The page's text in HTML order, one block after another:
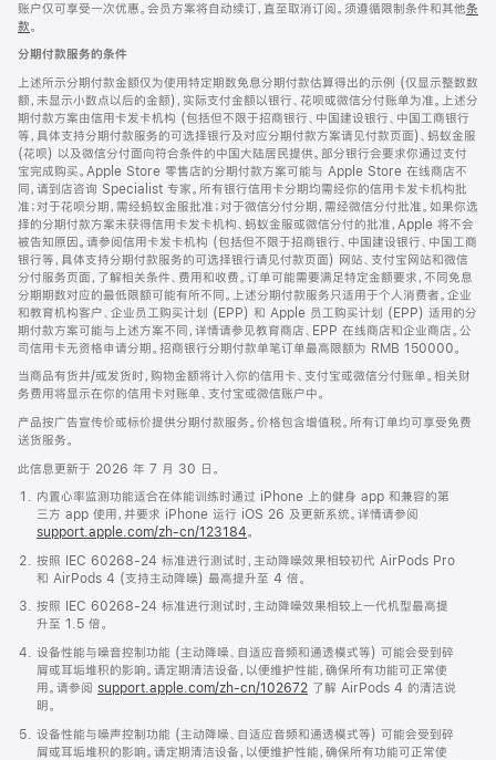
账户仅可享受一次优惠。会员方案将自动续订，直至取消订阅。须遵循限制条件和其他条
款。
窗
口
中
打
开)
分期付款服务的条件
上述所示分期付款金额仅为使用特定期数免息分期付款估算得出的示例 (仅显示整数数
额，未显示小数点以后的金额)，实际支付金额以银行、花呗或微信分付账单为准。上述分
期付款方案由信用卡发卡机构 (包括但不限于招商银行、中国建设银行、中国工商银行
等，具体支持分期付款服务的可选择银行及对应分期付款方案请见付款页面)、蚂蚁金服
(花呗) 以及微信分付面向符合条件的中国大陆居民提供。部分银行会要求你通过支付
宝完成购买。Apple Store 零售店的分期付款方案可能与 Apple Store 在线商店不
同，请到店咨询 Specialist 专家。所有银行信用卡分期均需经你的信用卡发卡机构批
准；对于花呗分期，需经蚂蚁金服批准；对于微信分付分期，需经微信分付批准。如果你选
择的分期付款方案未获得信用卡发卡机构、蚂蚁金服或微信分付的批准，Apple 将不会
被告知原因。请参阅信用卡发卡机构 (包括但不限于招商银行、中国建设银行、中国工商
银行等，具体支持分期付款服务的可选择银行请见付款页面) 网站、支付宝网站和微信
分付服务页面，了解相关条件、费用和收费。订单可能需要满足特定金额要求，不同免息
分期期数对应的最低限额可能有所不同。上述分期付款服务只适用于个人消费者。企业
和教育机构客户、企业员工购买计划 (EPP) 和 Apple 员工购买计划 (EPP) 适用的分
期付款方案可能与上述方案不同，详情请参见教育商店、EPP 在线商店和企业商店。公
司信用卡无资格申请分期。招商银行分期付款单笔订单最高限额为 RMB 150000。
当商品有货并/或发货时，购物金额将计入你的信用卡、支付宝或微信分付账单。相关财
务费用将显示在你的信用卡对账单、支付宝或微信账户中。
产品按广告宣传价或标价提供分期付款服务。价格包含增值税。所有订单均可享受免费
送货服务。
此信息更新于 2026 年 7 月 30 日。
内置心率监测功能适合在体能训练时通过 iPhone 上的健身 app 和兼容的第
三方 app 使用，并要求 iPhone 运行 iOS 26 及更新系统。详情请参阅
support.apple.com/zh-cn/123184。
按照 IEC 60268-24 标准进行测试时，主动降噪效果相较初代 AirPods Pro
和 AirPods 4 (支持主动降噪) 最高提升至 4 倍。
按照 IEC 60268-24 标准进行测试时，主动降噪效果相较上一代机型最高提
升至 1.5 倍。
设备性能与噪音控制功能 (主动降噪、自适应音频和通透模式等) 可能会受到碎
屑或耳垢堆积的影响。请定期清洁设备，以便维护性能，确保所有功能可正常使
用。请参阅 support.apple.com/zh-cn/102672 了解 AirPods 4 的清洁说
明。
设备性能与噪声控制功能 (主动降噪、自适应音频和通透模式等) 可能会受到碎
屑或耳垢堆积的影响。请定期清洁设备，以便维护性能，确保所有功能可正常使